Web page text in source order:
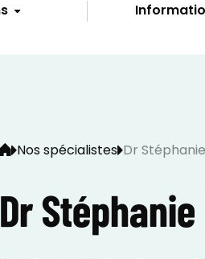
Nos spécialistes Dr Stéphanie
Dr Stéphanie